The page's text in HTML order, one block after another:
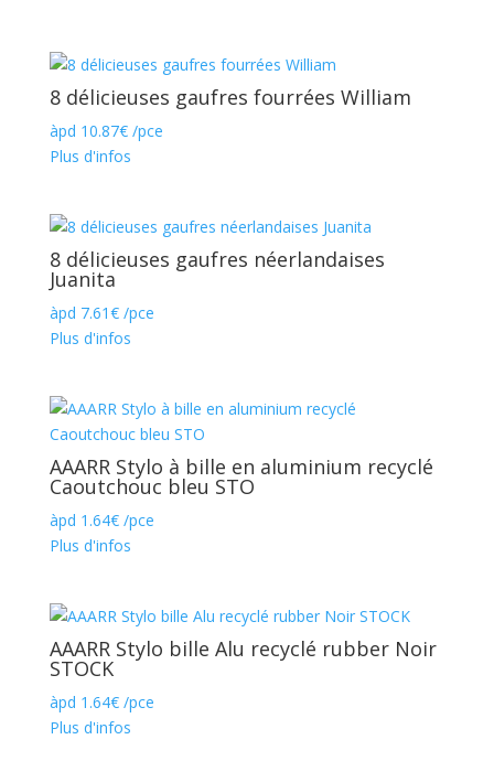
8 délicieuses gaufres fourrées William
àpd 10.87€/pce
Plus d'infos
8 délicieuses gaufres néerlandaises
Juanita
àpd 7.61€/pce
Plus d'infos
AAARR Stylo à bille en aluminium recyclé
Caoutchouc bleu STO
àpd 1.64€/pce
Plus d'infos
AAARR Stylo bille Alu recyclé rubber Noir
STOCK
àpd 1.64€/pce
Plus d'infos